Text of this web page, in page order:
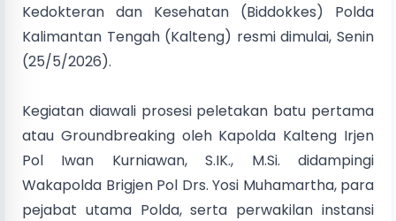
Kedokteran dan Kesehatan (Biddokkes) Polda
Kalimantan Tengah (Kalteng) resmi dimulai, Senin
(25/5/2026).
Kegiatan diawali prosesi peletakan batu pertama
atau Groundbreaking oleh Kapolda Kalteng Irjen
Pol Iwan Kurniawan, S.IK., M.Si. didampingi
Wakapolda Brigjen Pol Drs. Yosi Muhamartha, para
pejabat utama Polda, serta perwakilan instansi